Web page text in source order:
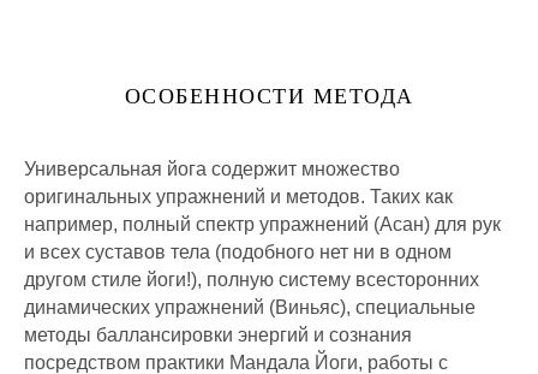
ОСОБЕННОСТИ МЕТОДА
Универсальная йога содержит множество
оригинальных упражнений и методов. Таких как
например, полный спектр упражнений (Асан) для рук
и всех суставов тела (подобного нет ни в одном
другом стиле йоги!), полную систему всесторонних
динамических упражнений (Виньяс), специальные
методы баллансировки энергий и сознания
посредством практики Мандала Йоги, работы с